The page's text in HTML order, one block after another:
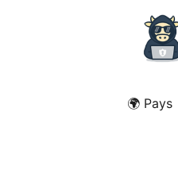
🌍 Pays